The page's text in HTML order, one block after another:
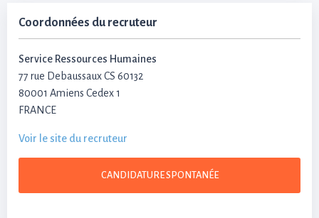
Coordonnées du recruteur
Service Ressources Humaines
77 rue Debaussaux CS 60132
80001 Amiens Cedex 1
FRANCE
Voir le site du recruteur
CANDIDATURE SPONTANÉE